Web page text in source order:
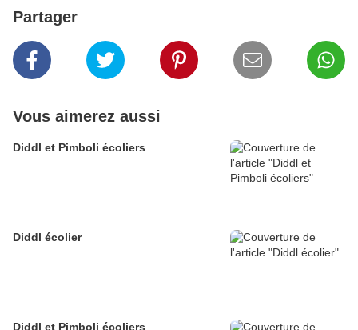
Partager
Vous aimerez aussi
Diddl et Pimboli écoliers
Diddl écolier
Diddl et Pimboli écoliers